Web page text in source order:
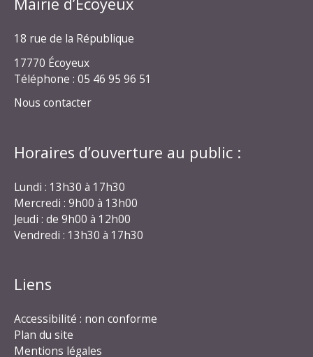
18 rue de la République
17770 Écoyeux
Téléphone : 05 46 95 96 51
Nous contacter
Horaires d’ouverture au public :
Lundi : 13h30 à 17h30
Mercredi : 9h00 à 13h00
Jeudi : de 9h00 à 12h00
Vendredi : 13h30 à 17h30
Liens
Accessibilité : non conforme
Plan du site
Mentions légales